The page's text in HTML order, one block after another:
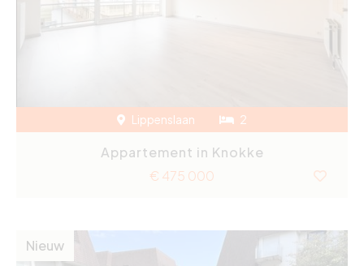
Lippenslaan 2
Appartement in Knokke
€ 475 000
Nieuw